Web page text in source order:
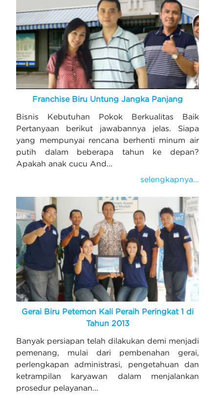
Franchise Biru Untung Jangka Panjang
Bisnis Kebutuhan Pokok Berkualitas Baik
Pertanyaan berikut jawabannya jelas. Siapa
yang mempunyai rencana berhenti minum air
putih dalam beberapa tahun ke depan?
Apakah anak cucu And...
selengkapnya...
Gerai Biru Petemon Kali Peraih Peringkat 1 di
Tahun 2013
Banyak persiapan telah dilakukan demi menjadi
pemenang, mulai dari pembenahan gerai,
perlengkapan administrasi, pengetahuan dan
ketrampilan karyawan dalam menjalankan
prosedur pelayanan...